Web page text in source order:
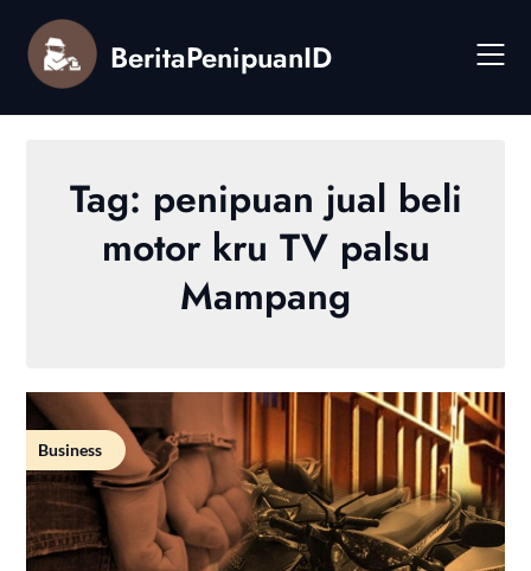
content
BeritaPenipuanID
Tag: penipuan jual beli
motor kru TV palsu
Mampang
Business